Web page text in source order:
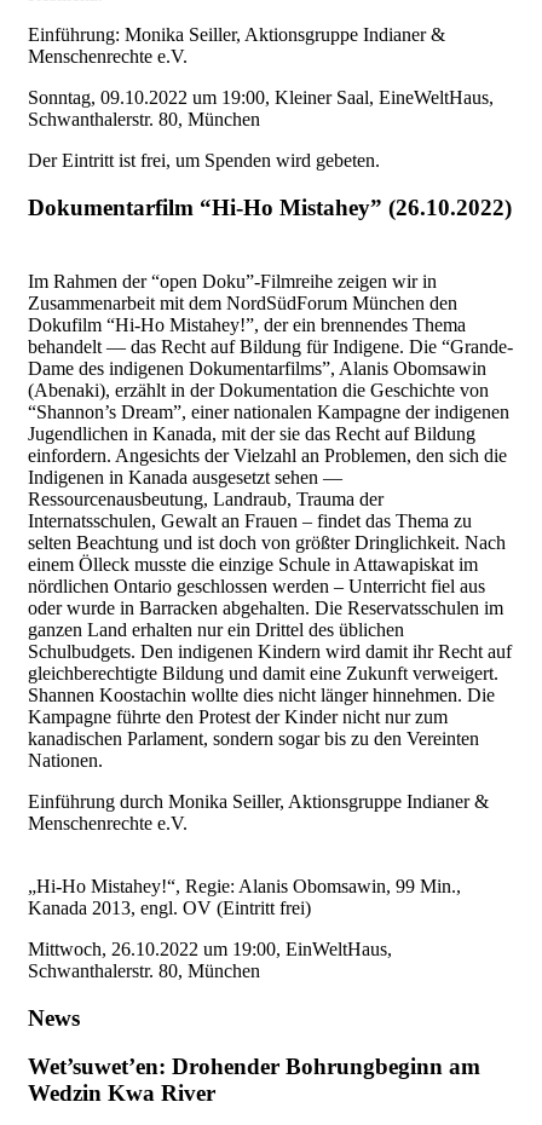
Einführung: Monika Seiller, Aktionsgruppe Indianer &
Menschenrechte e.V.
Sonntag, 09.10.2022 um 19:00, Kleiner Saal, EineWeltHaus,
Schwanthalerstr. 80, München
Der Eintritt ist frei, um Spenden wird gebeten.
Dokumentarfilm “Hi-Ho Mistahey” (26.10.2022)
Im Rahmen der “open Doku”-Filmreihe zeigen wir in
Zusammenarbeit mit dem NordSüdForum München den
Dokufilm “Hi-Ho Mistahey!”, der ein brennendes Thema
behandelt — das Recht auf Bildung für Indigene. Die “Grande-
Dame des indigenen Dokumentarfilms”, Alanis Obomsawin
(Abenaki), erzählt in der Dokumentation die Geschichte von
“Shannon’s Dream”, einer nationalen Kampagne der indigenen
Jugendlichen in Kanada, mit der sie das Recht auf Bildung
einfordern. Angesichts der Vielzahl an Problemen, den sich die
Indigenen in Kanada ausgesetzt sehen —
Ressourcenausbeutung, Landraub, Trauma der
Internatsschulen, Gewalt an Frauen – findet das Thema zu
selten Beachtung und ist doch von größter Dringlichkeit. Nach
einem Ölleck musste die einzige Schule in Attawapiskat im
nördlichen Ontario geschlossen werden – Unterricht fiel aus
oder wurde in Barracken abgehalten. Die Reservatsschulen im
ganzen Land erhalten nur ein Drittel des üblichen
Schulbudgets. Den indigenen Kindern wird damit ihr Recht auf
gleichberechtigte Bildung und damit eine Zukunft verweigert.
Shannen Koostachin wollte dies nicht länger hinnehmen. Die
Kampagne führte den Protest der Kinder nicht nur zum
kanadischen Parlament, sondern sogar bis zu den Vereinten
Nationen.
Einführung durch Monika Seiller, Aktionsgruppe Indianer &
Menschenrechte e.V.
„Hi-Ho Mistahey!“, Regie: Alanis Obomsawin, 99 Min.,
Kanada 2013, engl. OV (Eintritt frei)
Mittwoch, 26.10.2022 um 19:00, EinWeltHaus,
Schwanthalerstr. 80, München
News
Wet’suwet’en: Drohender Bohrungbeginn am
Wedzin Kwa River